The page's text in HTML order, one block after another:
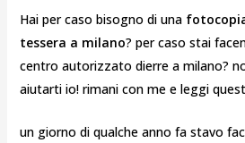
Hai per caso bisogno di una
tessera a milano? per caso stai
centro autorizzato dierre a milano?
aiutarti io! rimani con me e leggi
un giorno di qualche anno fa stavo